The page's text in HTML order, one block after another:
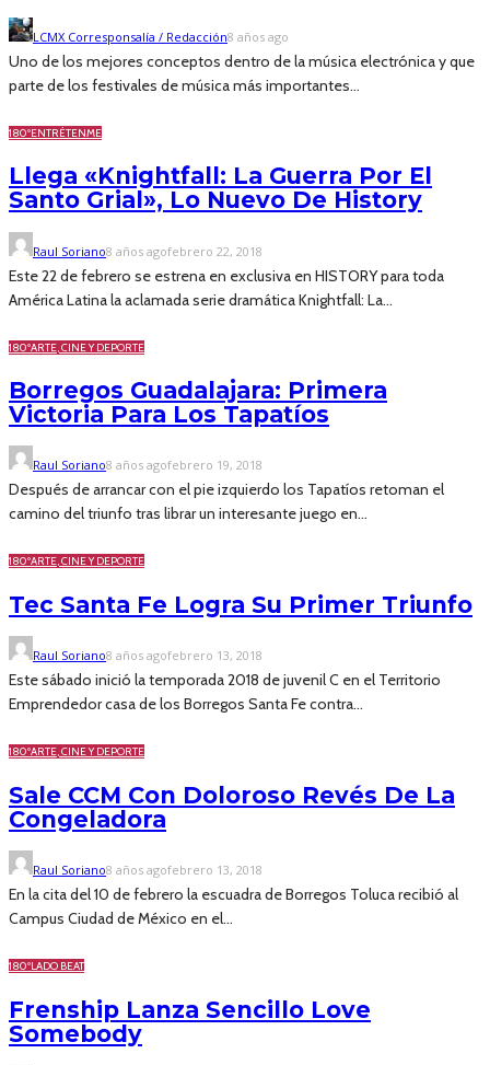
LCMX Corresponsalía / Redacción8 años ago
Uno de los mejores conceptos dentro de la música electrónica y que
parte de los festivales de música más importantes...
180ºENTRÉTENME
Llega «Knightfall: La Guerra Por El
Santo Grial», Lo Nuevo De History
Raul Soriano8 años agofebrero 22, 2018
Este 22 de febrero se estrena en exclusiva en HISTORY para toda
América Latina la aclamada serie dramática Knightfall: La...
180ºARTE, CINE Y DEPORTE
Borregos Guadalajara: Primera
Victoria Para Los Tapatíos
Raul Soriano8 años agofebrero 19, 2018
Después de arrancar con el pie izquierdo los Tapatíos retoman el
camino del triunfo tras librar un interesante juego en...
180ºARTE, CINE Y DEPORTE
Tec Santa Fe Logra Su Primer Triunfo
Raul Soriano8 años agofebrero 13, 2018
Este sábado inició la temporada 2018 de juvenil C en el Territorio
Emprendedor casa de los Borregos Santa Fe contra...
180ºARTE, CINE Y DEPORTE
Sale CCM Con Doloroso Revés De La
Congeladora
Raul Soriano8 años agofebrero 13, 2018
En la cita del 10 de febrero la escuadra de Borregos Toluca recibió al
Campus Ciudad de México en el...
180ºLADO BEAT
Frenship Lanza Sencillo Love
Somebody